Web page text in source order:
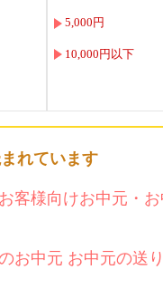
5,000円
10,000円以下
れています
客様向けお中元・
お中元 お中元の送